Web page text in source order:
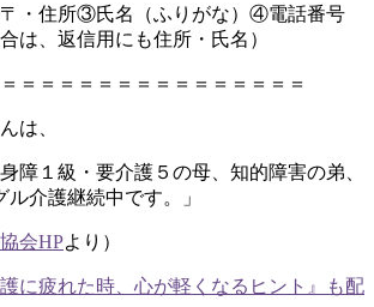
・住所③氏名（ふりがな）④電話番号
は、返信用にも住所・氏名）
＝＝＝＝＝＝＝＝＝＝＝＝＝＝＝
は、
障１級・要介護５の母、知的障害の弟、
介護継続中です。」
会HPより）
に疲れた時、心が軽くなるヒント』も配